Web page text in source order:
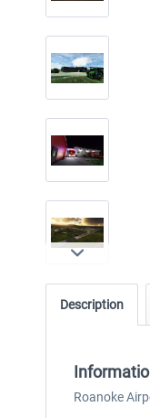
Description
Roanoke